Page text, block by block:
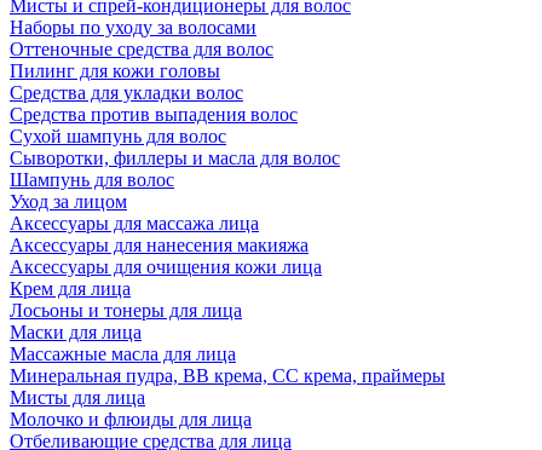
Мисты и спрей-кондиционеры для волос
Наборы по уходу за волосами
Оттеночные средства для волос
Пилинг для кожи головы
Средства для укладки волос
Средства против выпадения волос
Сухой шампунь для волос
Сыворотки, филлеры и масла для волос
Шампунь для волос
Уход за лицом
Аксессуары для массажа лица
Аксессуары для нанесения макияжа
Аксессуары для очищения кожи лица
Крем для лица
Лосьоны и тонеры для лица
Маски для лица
Массажные масла для лица
Минеральная пудра, BB крема, СС крема, праймеры
Мисты для лица
Молочко и флюиды для лица
Отбеливающие средства для лица